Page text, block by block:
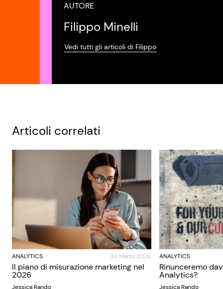
AUTORE
Filippo Minelli
Vedi tutti gli articoli di Filippo
Articoli correlati
ANALYTICS 30 Marzo 2026
Il piano di misurazione marketing nel
2026
Jessica Rando
ANALYTICS
Rinunceremo
Analytics?
Jessica Rando